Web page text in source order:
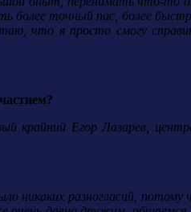
точный пас, более
что я просто смогу
крайний Егор Лазарев,
никаких разногласий,